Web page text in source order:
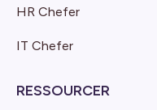
HR Chefer
IT Chefer
RESSOURCER